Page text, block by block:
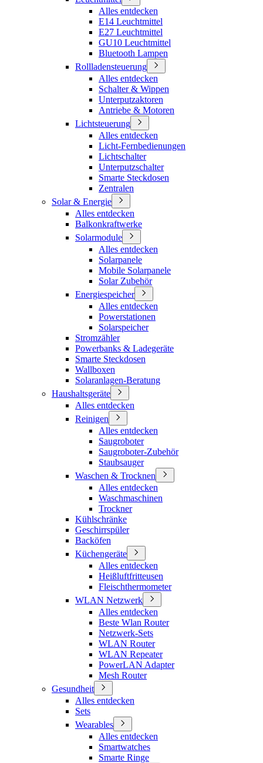
Alles entdecken
E14 Leuchtmittel
E27 Leuchtmittel
GU10 Leuchtmittel
Bluetooth Lampen
Rollladensteuerung
Alles entdecken
Schalter & Wippen
Unterputzaktoren
Antriebe & Motoren
Lichtsteuerung
Alles entdecken
Licht-Fernbedienungen
Lichtschalter
Unterputzschalter
Smarte Steckdosen
Zentralen
Solar & Energie
Alles entdecken
Balkonkraftwerke
Solarmodule
Alles entdecken
Solarpanele
Mobile Solarpanele
Solar Zubehör
Energiespeicher
Alles entdecken
Powerstationen
Solarspeicher
Stromzähler
Powerbanks & Ladegeräte
Smarte Steckdosen
Wallboxen
Solaranlagen-Beratung
Haushaltsgeräte
Alles entdecken
Reinigen
Alles entdecken
Saugroboter
Saugroboter-Zubehör
Staubsauger
Waschen & Trocknen
Alles entdecken
Waschmaschinen
Trockner
Kühlschränke
Geschirrspüler
Backöfen
Küchengeräte
Alles entdecken
Heißluftfritteusen
Fleischthermometer
WLAN Netzwerk
Alles entdecken
Beste Wlan Router
Netzwerk-Sets
WLAN Router
WLAN Repeater
PowerLAN Adapter
Mesh Router
Gesundheit
Alles entdecken
Sets
Wearables
Alles entdecken
Smartwatches
Smarte Ringe